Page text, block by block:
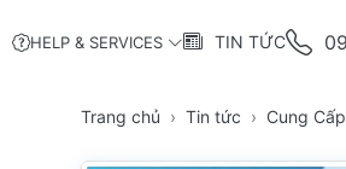
HELP & SERVICES TIN TỨC
Trang chủ Tin tức Cung